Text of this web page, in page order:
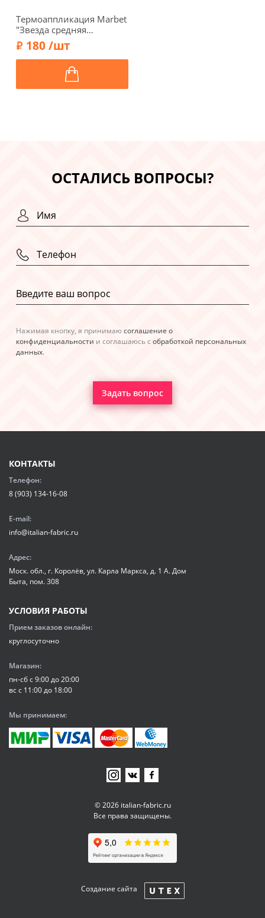
Термоаппликация Marbet
"Звезда средняя
кружевная черная", 5 x
5,3 см, 569525.B
180 /шт
ОСТАЛИСЬ ВОПРОСЫ?
Нажимая кнопку, я принимаюсоглашение о
конфиденциальности и соглашаюсь с обработкой персональных
данных.
Задать вопрос
© 2026 italian-fabric.ru
Все права защищены.
Создание сайта
КОНТАКТЫ
Телефон:
8 (903) 134-16-08
E-mail:
info@italian-fabric.ru
Адрес:
Моск. обл., г. Королёв, ул. Карла Маркса, д. 1 А. Дом
Быта, пом. 308
УСЛОВИЯ РАБОТЫ
Прием заказов онлайн:
круглосуточно
Магазин:
пн-сб с 9:00 до 20:00
вс с 11:00 до 18:00
Мы принимаем: